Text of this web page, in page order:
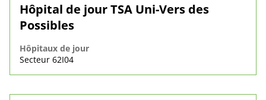
Hôpital de jour TSA Uni-Vers des
Possibles
Hôpitaux de jour
Secteur 62I04